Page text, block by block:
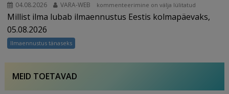
04.08.2026 VARA-WEB
Ilmaennustus:
05.08.2026
kommenteerimine on välja lülitatud
Millist ilma lubab ilmaennustus Eestis kolmapäevaks,
05.08.2026
Ilmaennustus tänaseks
MEID TOETAVAD